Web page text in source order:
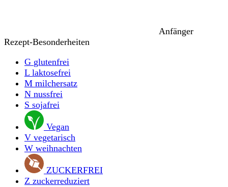
Anfänger
Rezept-Besonderheiten
G glutenfrei
L laktosefrei
M milchersatz
N nussfrei
S sojafrei
Vegan
V vegetarisch
W weihnachten
ZUCKERFREI
Z zuckerreduziert